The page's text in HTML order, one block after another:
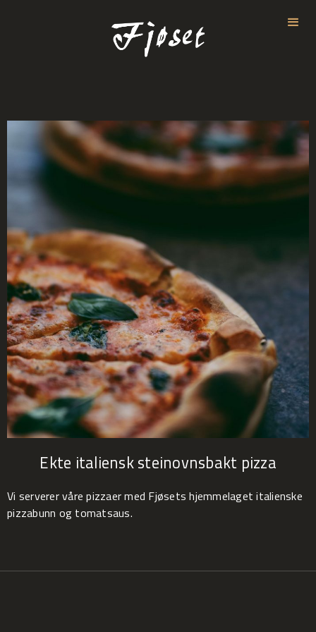
Ekte italiensk steinovnsbakt pizza
Vi serverer våre pizzaer med Fjøsets hjemmelaget italienske
pizzabunn og tomatsaus.